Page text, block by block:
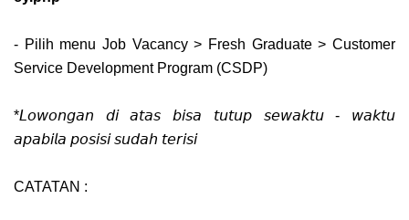
- Pilih menu Job Vacancy> Fresh Graduate>Customer
Service Development Program (CSDP)
*𝘓𝘰𝘸𝘰𝘯𝘨𝘢𝘯 𝘥𝘪 𝘢𝘵𝘢𝘴 𝘣𝘪𝘴𝘢 𝘵𝘶𝘵𝘶𝘱 𝘴𝘦𝘸𝘢𝘬𝘵𝘶 - 𝘸𝘢𝘬𝘵𝘶
𝘢𝘱𝘢𝘣𝘪𝘭𝘢 𝘱𝘰𝘴𝘪𝘴𝘪 𝘴𝘶𝘥𝘢𝘩 𝘵𝘦𝘳𝘪𝘴𝘪
CATATAN :